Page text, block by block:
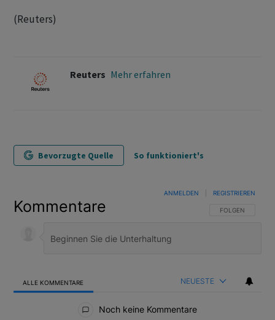
(Reuters)
Reuters Mehr erfahren
Bevorzugte Quelle So funktioniert's
Kommentare FOLGE DIESER
FOLGEN
ANMELDEN REGISTRIEREN
ALLE KOMMENTARE NEUESTE
Noch keine Kommentare